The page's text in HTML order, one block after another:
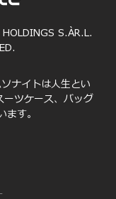
S.ÀR.L.
ナイトは人生とい
ツケース、バッグ
す。